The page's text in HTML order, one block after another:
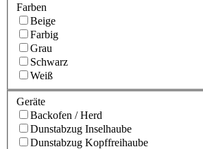
Farben
Beige
Farbig
Grau
Schwarz
Weiß
Geräte
Backofen / Herd
Dunstabzug Inselhaube
Dunstabzug Kopffreihaube